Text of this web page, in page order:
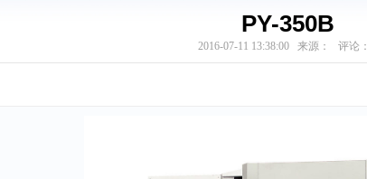
PY-350B
2016-07-11 13:38:00 来源： 评论：